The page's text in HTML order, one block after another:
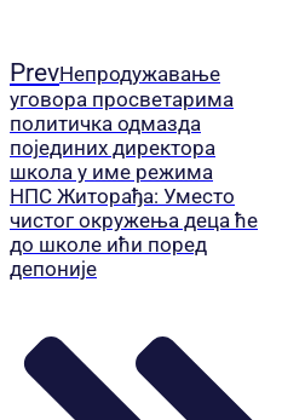
PrevНепродужавање
уговора просветарима
политичка одмазда
појединих директора
школа у име режима
НПС Житорађа: Уместо
чистог окружења деца ће
до школе ићи поред
депоније